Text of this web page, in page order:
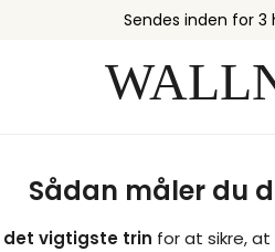
Sendes inden for 3
Sådan måler du
det vigtigste trin for at sikre,